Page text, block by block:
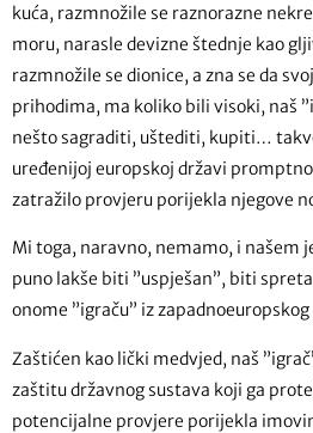
kuća, razmnožile se raznorazne
moru, narasle devizne štednje kao
razmnožile se dionice, a zna se da
prihodima, ma koliko bili visoki, naš
nešto sagraditi, uštediti, kupiti…
uređenijoj europskoj državi
zatražilo provjeru porijekla njegove
Mi toga, naravno, nemamo, i našem
puno lakše biti ”uspješan”, biti
onome ”igraču” iz
Zaštićen kao lički medvjed, naš
zaštitu državnog sustava koji ga
potencijalne provjere porijekla